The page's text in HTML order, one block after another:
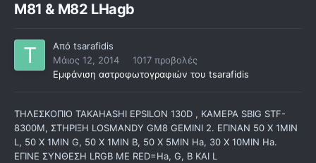
M81 & M82 LHagb
Από tsarafidis
Μάιος 12, 2014
1017 προβολές
Εμφάνιση αστροφωτογραφιών του tsarafidis
ΤΗΛΕΣΚΟΠΙΟ TAKAHASHI EPSILON 130D , ΚΑΜΕΡΑ SBIG STF-
8300M, ΣΤΗΡΙΞΗ LOSMANDY GM8 GEMINI 2. ΕΓΙΝΑΝ 50 X 1MIN
L, 50 X 1MIN G, 50 X 1MIN B, 50 Χ 5ΜΙΝ Ha, 30 X 10MIN Ha.
ΕΓΙΝΕ ΣΥΝΘΕΣΗ LRGB ΜΕ RED=Ha, G, B KAI L